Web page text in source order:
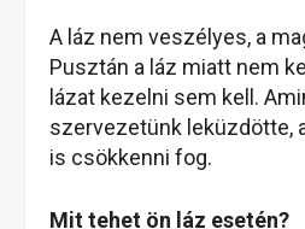
A láz nem veszélyes, a
Pusztán a láz miatt nem
lázat kezelni sem kell.
szervezetünk leküzdötte,
is csökkenni fog.
Mit tehet ön láz esetén?